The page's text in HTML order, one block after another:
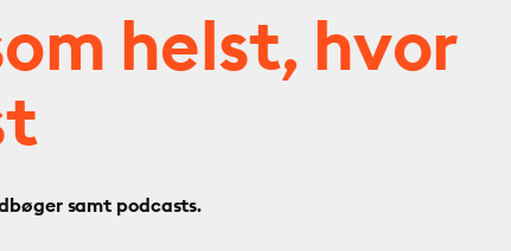
helst, hvor
samt podcasts.